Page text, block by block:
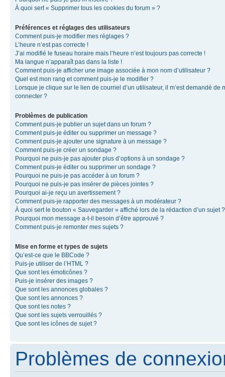
À quoi sert « Supprimer tous les cookies du forum » ?
Préférences et réglages des utilisateurs
Comment puis-je modifier mes réglages ?
L’heure n’est pas correcte !
J’ai modifié le fuseau horaire mais l’heure n’est toujours pas correcte !
Ma langue n’apparaît pas dans la liste !
Comment puis-je afficher une image associée à mon nom d’utilisateur ?
Quel est mon rang et comment puis-je le modifier ?
Lorsque je clique sur le lien de courriel d’un utilisateur, il m’est demandé de
connecter ?
Problèmes de publication
Comment puis-je publier un sujet dans un forum ?
Comment puis-je éditer ou supprimer un message ?
Comment puis-je ajouter une signature à un message ?
Comment puis-je créer un sondage ?
Pourquoi ne puis-je pas ajouter plus d’options à un sondage ?
Comment puis-je éditer ou supprimer un sondage ?
Pourquoi ne puis-je pas accéder à un forum ?
Pourquoi ne puis-je pas insérer de pièces jointes ?
Pourquoi ai-je reçu un avertissement ?
Comment puis-je rapporter des messages à un modérateur ?
À quoi sert le bouton « Sauvegarder » affiché lors de la rédaction d’un sujet ?
Pourquoi mon message a-t-il besoin d’être approuvé ?
Comment puis-je remonter mes sujets ?
Mise en forme et types de sujets
Qu’est-ce que le BBCode ?
Puis-je utiliser de l’HTML ?
Que sont les émoticônes ?
Puis-je insérer des images ?
Que sont les annonces globales ?
Que sont les annonces ?
Que sont les notes ?
Que sont les sujets verrouillés ?
Que sont les icônes de sujet ?
Problèmes de